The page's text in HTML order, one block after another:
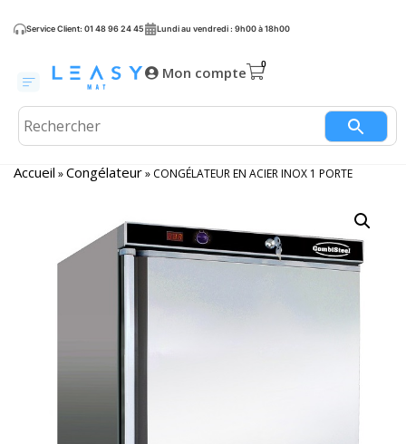
Service Client: 01 48 96 24 45 Lundi au vendredi : 9h00 à 18h00
Mon compte
Accueil »Congélateur» CONGÉLATEUR EN ACIER INOX 1 PORTE